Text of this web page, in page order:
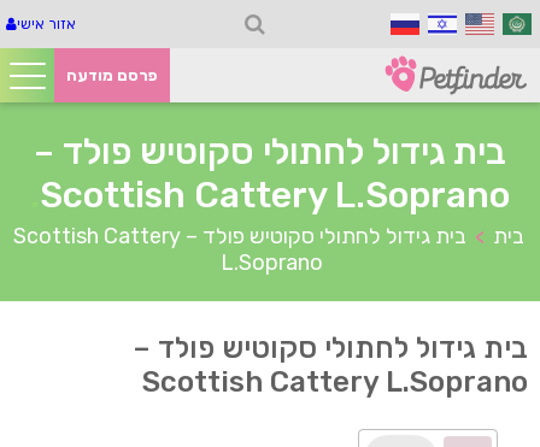
אזור אישי
פרסם מודעה
בית גידול לחתולי סקוטיש פולד –
Scottish Cattery L.Soprano
בית >
בית גידול לחתולי סקוטיש פולד – Scottish Cattery
L.Soprano
בית גידול לחתולי סקוטיש פולד –
Scottish Cattery L.Soprano